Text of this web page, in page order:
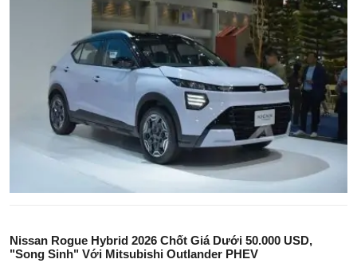
Nissan Rogue Hybrid 2026 Chốt Giá Dưới 50.000 USD,
"Song Sinh" Với Mitsubishi Outlander PHEV